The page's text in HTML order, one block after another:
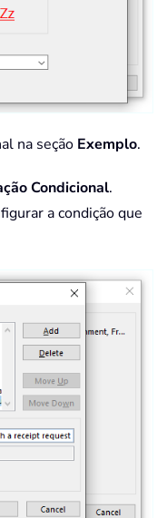
na seção Exemplo.
Condicional.
a condição que